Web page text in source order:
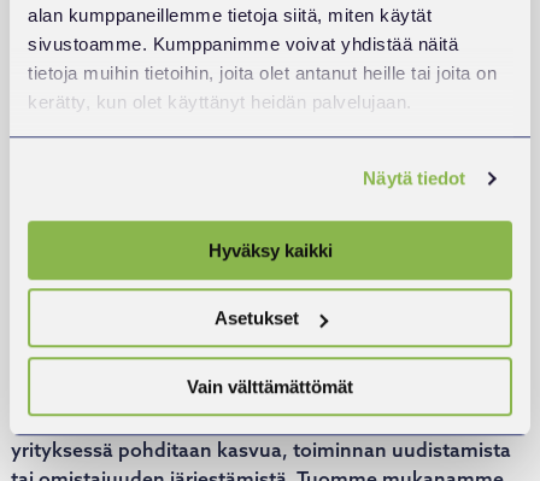
alan kumppaneillemme tietoja siitä, miten käytät
sivustoamme. Kumppanimme voivat yhdistää näitä
tietoja muihin tietoihin, joita olet antanut heille tai joita on
kerätty, kun olet käyttänyt heidän palvelujaan.
Näytä tiedot
Hyväksy kaikki
Asetukset
Vain välttämättömät
elinvoimaisimmista yritysalueista. Alueella on vahva
yrittäjyyden perinne, monipuolinen elinkeinorakenne ja
runsaasti osaamista, jonka varaan voidaan rakentaa
myös tulevaa kasvua.
muuttunut nopeasti. Epävarmuus markkinoilla,
investointien varovaisuus ja kasvun rahoittamiseen
liittyvät kysymykset haastavat monia pk-yrityksiä.
Näissä tilanteissa korostuvat kokemus, sparraus ja
Panostaja sijoittaa pk-yrityksiin ja yrittäjävetoisiin
yhtiöihin, joilla on halu ja edellytykset kehittyä ja kasvaa
seuraavaan vaiheeseen. Olemme mukana silloin, kun
yrityksessä pohditaan kasvua, toiminnan uudistamista